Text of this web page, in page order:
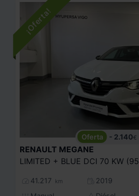
- 2.140€
RENAULT MEGANE
41.217 km
2019